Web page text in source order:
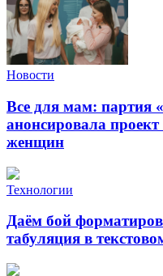
Новости
Все для мам: партия
анонсировала
женщин
Технологии
Даём бой
табуляция в